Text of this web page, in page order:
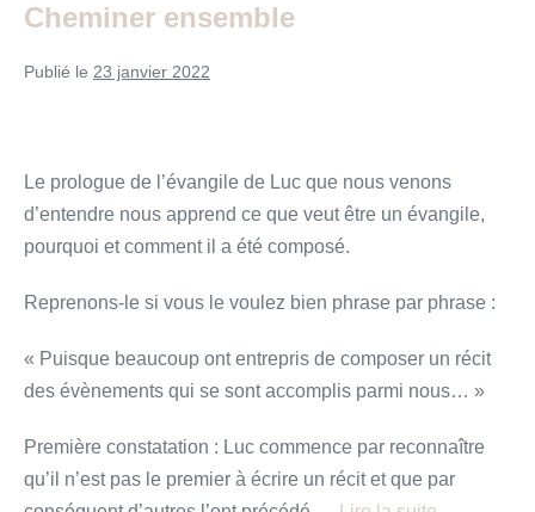
Esprit
Cheminer ensemble
Publié le 23 janvier 2022
Le prologue de l’évangile de Luc que nous venons
d’entendre nous apprend ce que veut être un évangile,
pourquoi et comment il a été composé.
Reprenons-le si vous le voulez bien phrase par phrase :
« Puisque beaucoup ont entrepris de composer un récit
des évènements qui se sont accomplis parmi nous… »
Première constatation : Luc commence par reconnaître
qu’il n’est pas le premier à écrire un récit et que par